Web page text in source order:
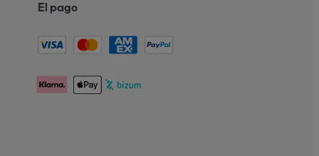
El pago